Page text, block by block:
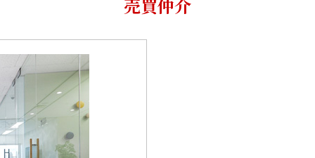
売買仲介